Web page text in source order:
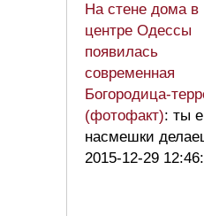
На стене дома в
центре Одессы
появилась
современная
Богородица-
(фотофакт): ты
насмешки
2015-12-29